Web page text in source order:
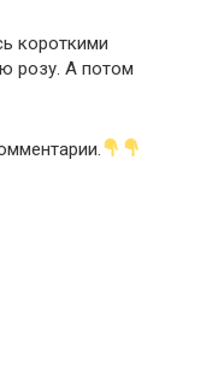
короткими
розу. А потом